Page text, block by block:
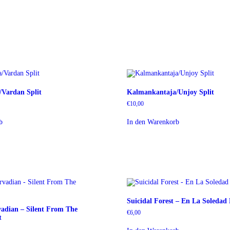
Split Kalmankantaja/Unjoy Split
€10,00
In den Warenkorb
– Silent From The
Suicidal Forest – En La Soledad
€6,00